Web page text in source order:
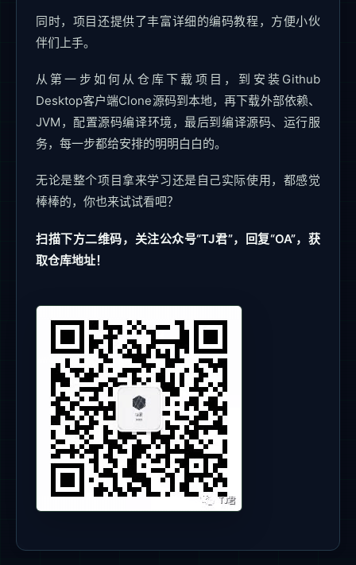
同时，项目还提供了丰富详细的编码教程，方便小伙
伴们上手。
从第一步如何从仓库下载项目，到安装Github
Desktop客户端Clone源码到本地，再下载外部依赖、
JVM，配置源码编译环境，最后到编译源码、运行服
务，每一步都给安排的明明白白的。
无论是整个项目拿来学习还是自己实际使用，都感觉
棒棒的，你也来试试看吧？
扫描下方二维码，关注公众号“TJ君”，回复“OA”，获
取仓库地址！